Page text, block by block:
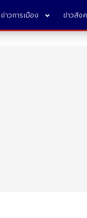
ข่าวการเมือง ข่าวสัง